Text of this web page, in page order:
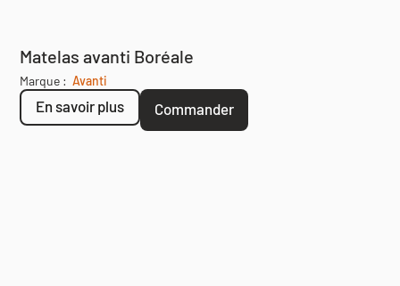
Matelas avanti Boréale
Marque : Avanti
En savoir plus Commander